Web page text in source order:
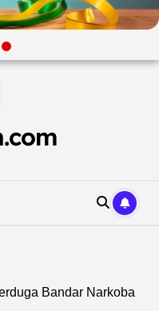
Bandar Narkoba